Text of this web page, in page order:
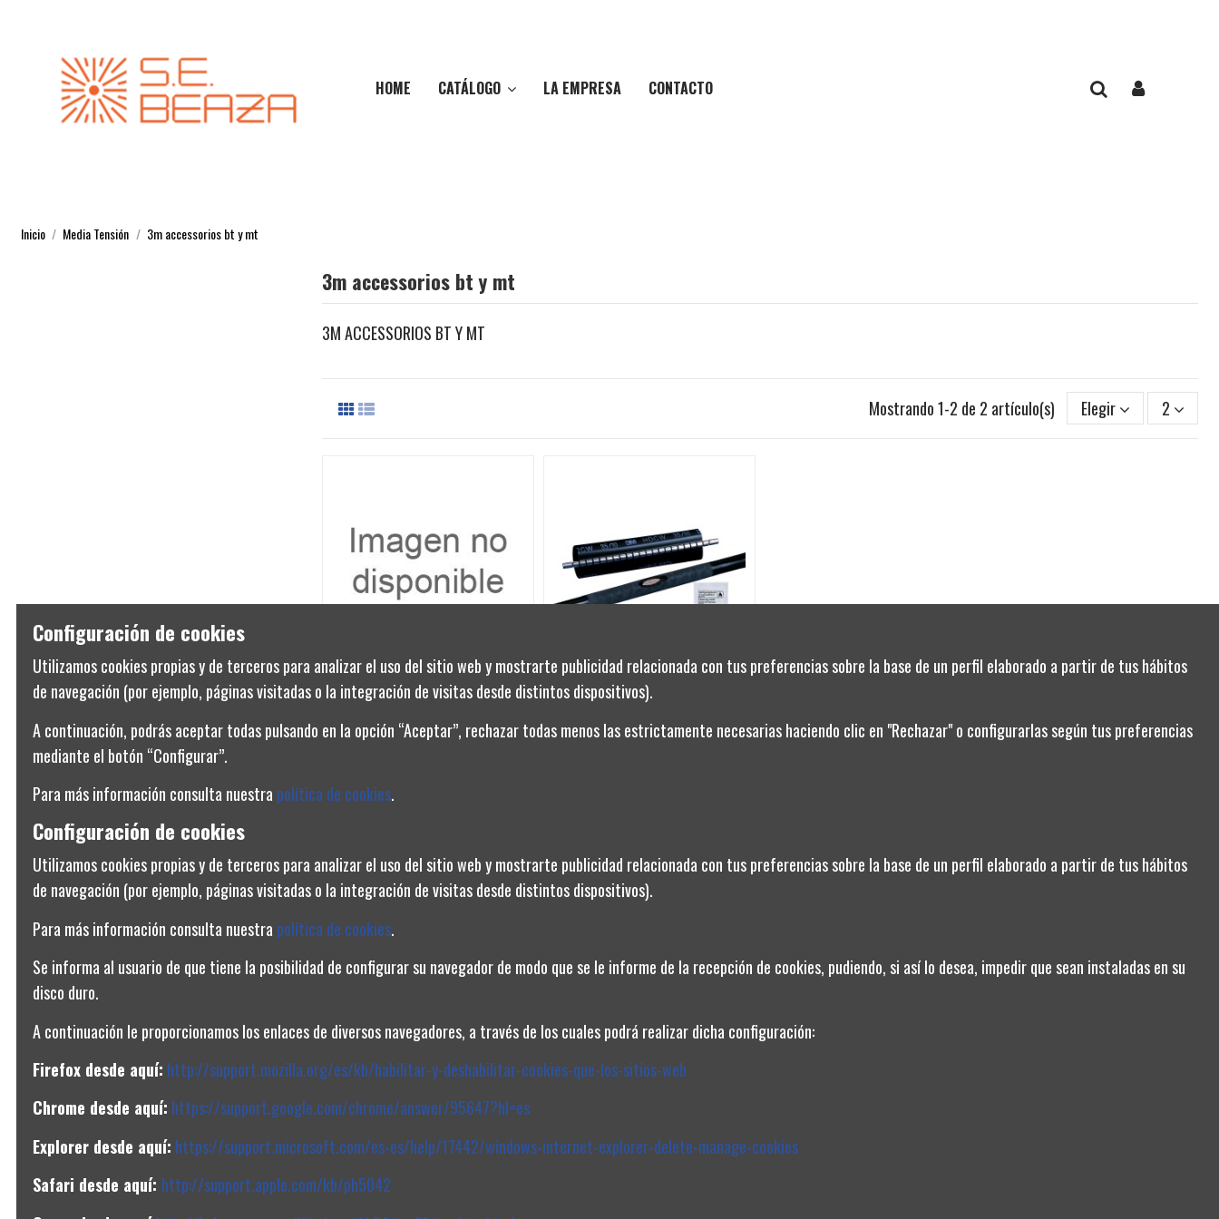
HOME CATÁLOGO LA EMPRESA CONTACTO
Inicio Media Tensión 3m accessorios bt y mt
3m accessorios bt y mt
3M ACCESSORIOS BT Y MT
Mostrando 1-2 de 2 artículo(s) Elegir 2
CSR BORNA RECTA 250A 120150MM
229,90 €
HDCW110-30-500 3M
CONDICIONES Y PRIVACIDAD
Aviso legal
Condiciones generales de venta
Política de cookies
Media Tensión
Iluminación
Fotovoltaica
Conductores
Climatización
Cartagena, Murcia
Configuración de cookies
Utilizamos cookies propias y de terceros para analizar el uso del sitio web y mostrarte publicidad relacionada con tus preferencias sobre la base de un perfil elaborado a partir de tus hábitos
de navegación (por ejemplo, páginas visitadas o la integración de visitas desde distintos dispositivos).
A continuación, podrás aceptar todas pulsando en la opción “Aceptar”, rechazar todas menos las estrictamente necesarias haciendo clic en "Rechazar" o configurarlas según tus preferencias
mediante el botón “Configurar”.
Para más información consulta nuestra política de cookies.
Configuración de cookies
Utilizamos cookies propias y de terceros para analizar el uso del sitio web y mostrarte publicidad relacionada con tus preferencias sobre la base de un perfil elaborado a partir de tus hábitos
de navegación (por ejemplo, páginas visitadas o la integración de visitas desde distintos dispositivos).
Para más información consulta nuestra política de cookies.
Se informa al usuario de que tiene la posibilidad de configurar su navegador de modo que se le informe de la recepción de cookies, pudiendo, si así lo desea, impedir que sean instaladas en su
disco duro.
A continuación le proporcionamos los enlaces de diversos navegadores, a través de los cuales podrá realizar dicha configuración:
Firefox desde aquí: http://support.mozilla.org/es/kb/habilitar-y-deshabilitar-cookies-que-los-sitios-web
Chrome desde aquí: https://support.google.com/chrome/answer/95647?hl=es
Explorer desde aquí: https://support.microsoft.com/es-es/help/17442/windows-internet-explorer-delete-manage-cookies
Safari desde aquí: http://support.apple.com/kb/ph5042